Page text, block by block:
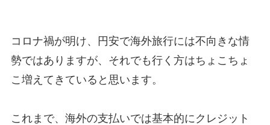
コロナ禍が明け、円安で海外旅行には不向きな情
勢ではありますが、それでも行く方はちょこちょ
こ増えてきていると思います。
これまで、海外の支払いでは基本的にクレジット